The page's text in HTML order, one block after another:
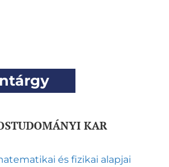
KAR
és fizikai alapjai